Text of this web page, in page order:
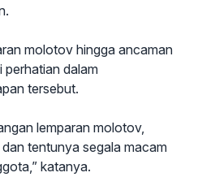
molotov hingga ancaman
perhatian dalam
tersebut.
lemparan molotov,
tentunya segala macam
katanya.